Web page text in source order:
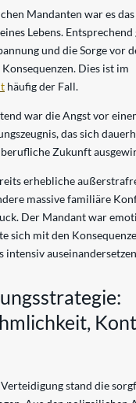
Mandanten war es
Lebens.
und die Sorge vor
Dies ist im
häufig der Fall.
war die Angst vor
das sich
Zukunft
erhebliche
massive familiäre
Der Mandant war
sich mit den
intensiv
stand die